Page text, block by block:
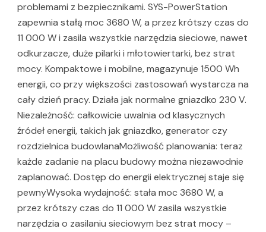
problemami z bezpiecznikami. SYS-PowerStation
zapewnia stałą moc 3680 W, a przez krótszy czas do
11 000 W i zasila wszystkie narzędzia sieciowe, nawet
odkurzacze, duże pilarki i młotowiertarki, bez strat
mocy. Kompaktowe i mobilne, magazynuje 1500 Wh
energii, co przy większości zastosowań wystarcza na
cały dzień pracy. Działa jak normalne gniazdko 230 V.
Niezależność: całkowicie uwalnia od klasycznych
źródeł energii, takich jak gniazdko, generator czy
rozdzielnica budowlanaMożliwość planowania: teraz
każde zadanie na placu budowy można niezawodnie
zaplanować. Dostęp do energii elektrycznej staje się
pewnyWysoka wydajność: stała moc 3680 W, a
przez krótszy czas do 11 000 W zasila wszystkie
narzędzia o zasilaniu sieciowym bez strat mocy –